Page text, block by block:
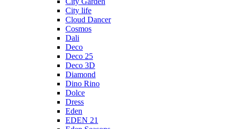
City life
Cloud Dancer
Cosmos
Dali
Deco
Deco 25
Deco 3D
Diamond
Dino Rino
Dolce
Dress
Eden
EDEN 21